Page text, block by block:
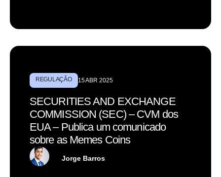
REGULAÇÃO 15 ABR 2025
SECURITIES AND EXCHANGE
COMMISSION (SEC) – CVM dos
EUA – Publica um comunicado
sobre as Memes Coins
Jorge Barros